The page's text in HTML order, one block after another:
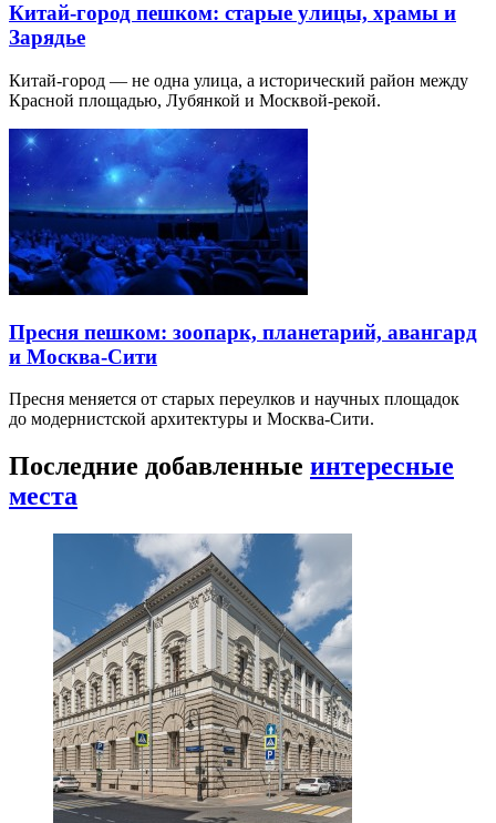
Китай-город пешком: старые улицы, храмы и
Зарядье
Китай-город — не одна улица, а исторический район между
Красной площадью, Лубянкой и Москвой-рекой.
Пресня пешком: зоопарк, планетарий, авангард
и Москва-Сити
Пресня меняется от старых переулков и научных площадок
до модернистской архитектуры и Москва-Сити.
Последние добавленные интересные
места